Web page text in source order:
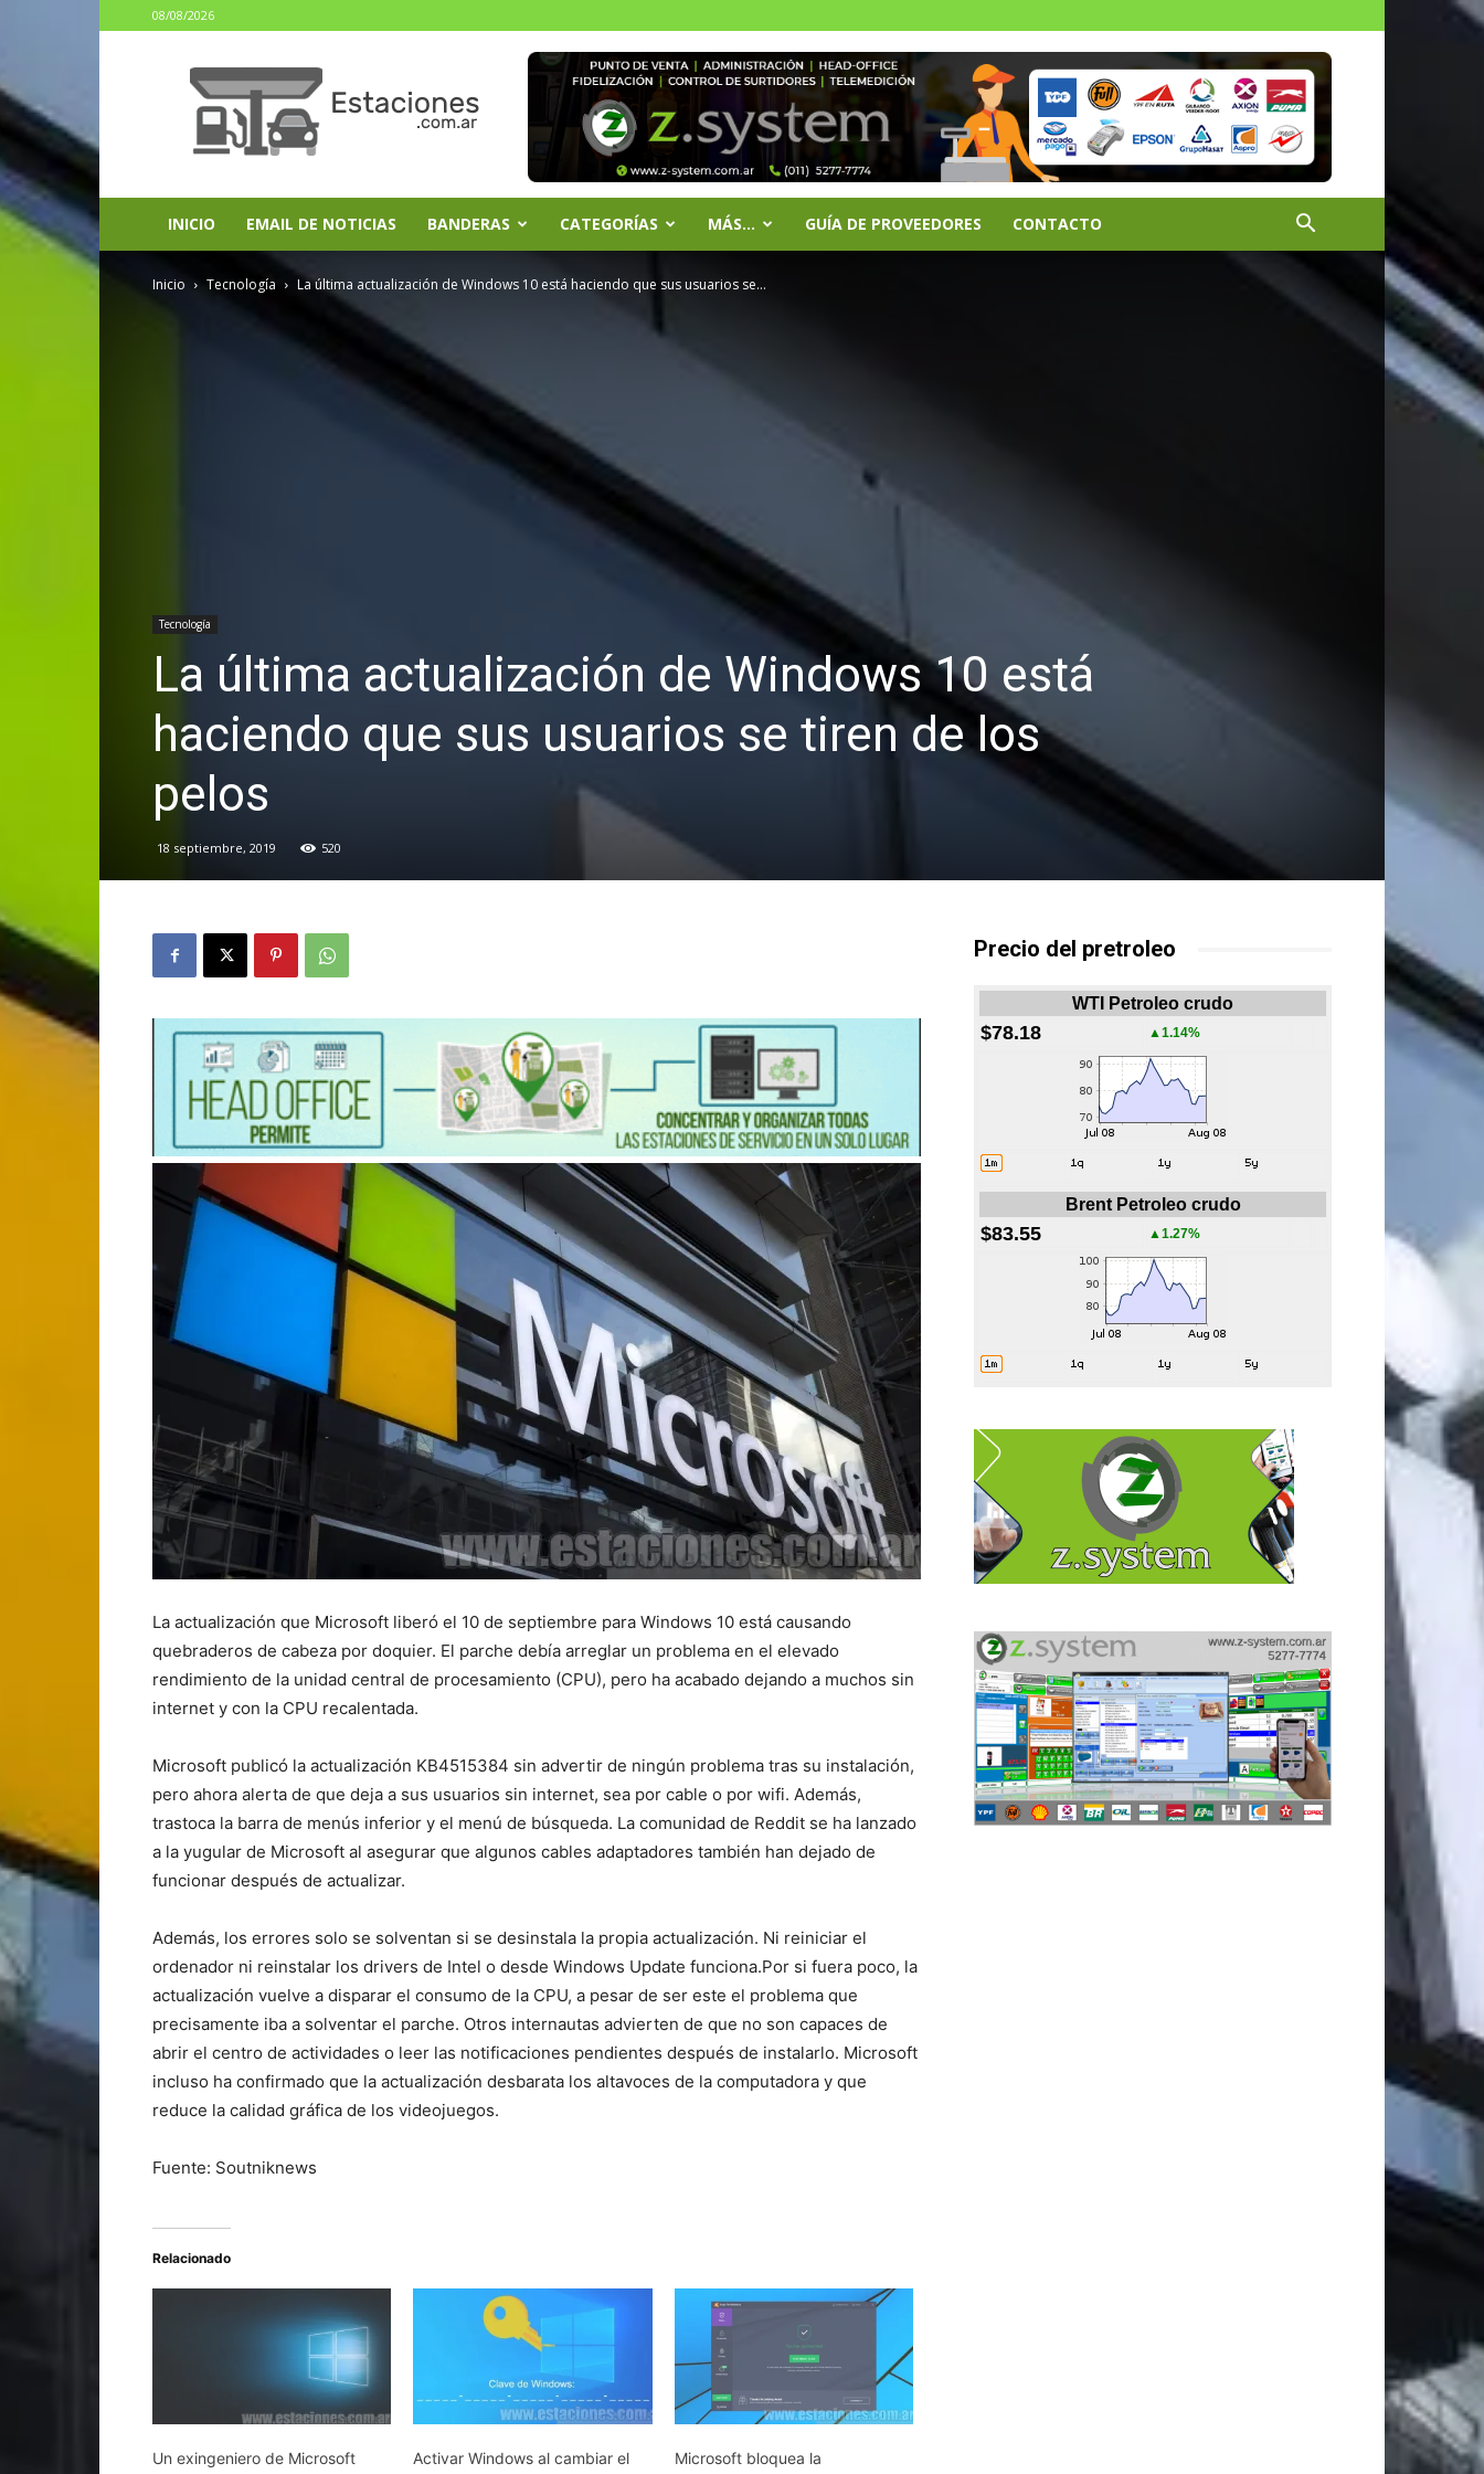
08/08/2026
INICIO EMAIL DE NOTICIAS BANDERAS CATEGORÍAS MÁS… GUÍA DE PROVEEDORES CONTACTO
Inicio Tecnología La última actualización de Windows 10 está haciendo que sus usuarios se...
Tecnología
La última actualización de Windows 10 está
haciendo que sus usuarios se tiren de los
pelos
18 septiembre, 2019 520
La actualización que Microsoft liberó el 10 de septiembre para Windows 10 está causando
quebraderos de cabeza por doquier. El parche debía arreglar un problema en el elevado
rendimiento de la unidad central de procesamiento (CPU), pero ha acabado dejando a muchos sin
internet y con la CPU recalentada.
Microsoft publicó la actualización KB4515384 sin advertir de ningún problema tras su instalación,
pero ahora alerta de que deja a sus usuarios sin internet, sea por cable o por wifi. Además,
trastoca la barra de menús inferior y el menú de búsqueda. La comunidad de Reddit se ha lanzado
a la yugular de Microsoft al asegurar que algunos cables adaptadores también han dejado de
funcionar después de actualizar.
Además, los errores solo se solventan si se desinstala la propia actualización. Ni reiniciar el
ordenador ni reinstalar los drivers de Intel o desde Windows Update funciona.Por si fuera poco, la
actualización vuelve a disparar el consumo de la CPU, a pesar de ser este el problema que
precisamente iba a solventar el parche. Otros internautas advierten de que no son capaces de
abrir el centro de actividades o leer las notificaciones pendientes después de instalarlo. Microsoft
incluso ha confirmado que la actualización desbarata los altavoces de la computadora y que
reduce la calidad gráfica de los videojuegos.
Fuente: Soutniknews
Relacionado
Un exingeniero de Microsoft
Activar Windows al cambiar el
Microsoft bloquea la
Precio del pretroleo
WTI Petroleo crudo
$78.18 ▲1.14%
Brent Petroleo crudo
$83.55 ▲1.27%